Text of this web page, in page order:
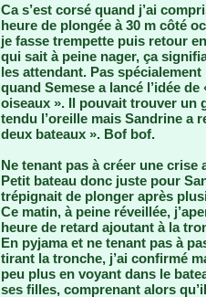
Ca s’est corsé quand j’ai
heure de plongée à 30 m côté
je fasse trempette puis retour
qui sait à peine nager, ça
les attendant. Pas
quand Semese a lancé l’idée
oiseaux ». Il pouvait trouver un
tendu l’oreille mais Sandrine a
deux bateaux ». Bof bof.
Ne tenant pas à créer une crise
Petit bateau donc juste pour
trépignait de plonger après
Ce matin, à peine réveillée,
heure de retard ajoutant à la
En pyjama et ne tenant pas à
tirant la tronche, j’ai confirmé
peu plus en voyant dans le
ses filles, comprenant alors